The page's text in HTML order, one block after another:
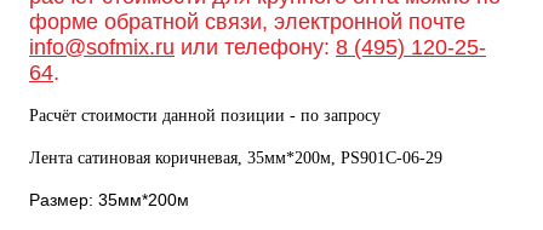
форме обратной связи, электронной почте
info@sofmix.ru или телефону: 8 (495) 120-25-
64.
Расчёт стоимости данной позиции - по запросу
Лента сатиновая коричневая, 35мм*200м, PS901С-06-29
Размер: 35мм*200м